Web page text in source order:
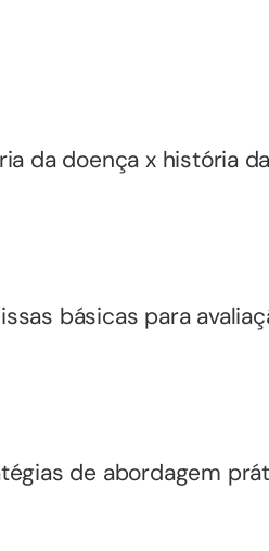
da doença x história
básicas para
de abordagem